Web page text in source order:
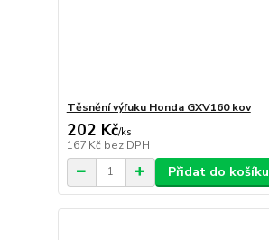
Těsnění výfuku Honda GXV160 kov
202 Kč/ks
167 Kč bez DPH
Přidat do košíku